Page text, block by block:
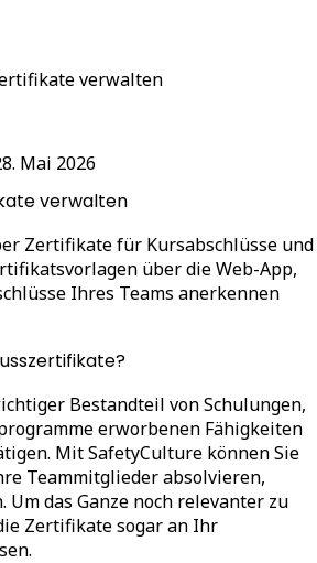
verwalten
Mai 2026
verwalten
Zertifikate für Kursabschlüsse und
über die Web-App,
Ihres Teams anerkennen
Bestandteil von Schulungen,
erworbenen Fähigkeiten
Mit SafetyCulture können Sie
Teammitglieder absolvieren,
das Ganze noch relevanter zu
Zertifikate sogar an Ihr